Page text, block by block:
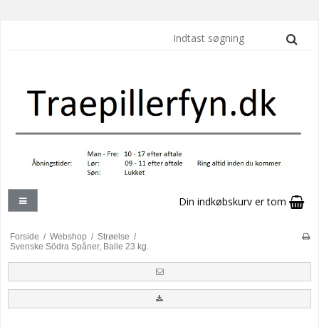
Din indkøbskurv er tom
Forside / Webshop / Strøelse /
Svenske Södra Spåner, Balle 23 kg.